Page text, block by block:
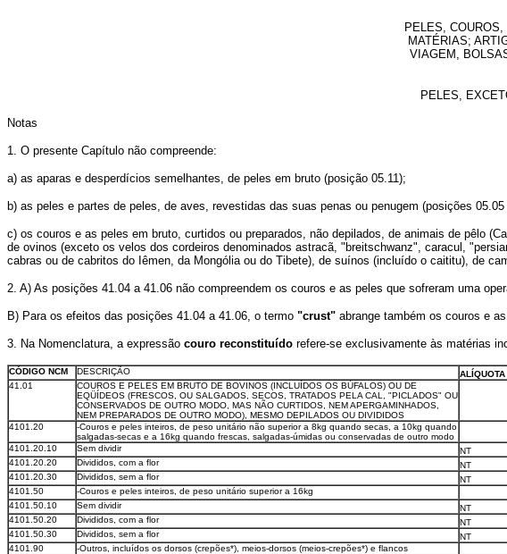
PELES,
MATÉRIAS;
VIAGEM,
PELES,
Notas
1. O presente Capítulo não compreende:
a) as aparas e desperdícios semelhantes, de peles em bruto (posição 05.11);
b) as peles e partes de peles, de aves, revestidas das suas penas ou penugem (posições
c) os couros e as peles em bruto, curtidos ou preparados, não depilados, de animais de pêlo
de ovinos (exceto os velos dos cordeiros denominados astracã, "breitschwanz", caracul,
cabras ou de cabritos do Iêmen, da Mongólia ou do Tibete), de suínos (incluído o caititu), de
2. A) As posições 41.04 a 41.06 não compreendem os couros e as peles que sofreram uma
B) Para os efeitos das posições 41.04 a 41.06, o termo "crust" abrange também os couros e
3. Na Nomenclatura, a expressão couro reconstituído refere-se exclusivamente às matérias
CÓDIGO NCM DESCRIÇÃO
ALÍQUOTA
41.01
COUROS E PELES EM BRUTO DE BOVINOS (INCLUÍDOS OS BÚFALOS) OU DE
EQÜÍDEOS (FRESCOS, OU SALGADOS, SECOS, TRATADOS PELA CAL, "PICLADOS" OU
CONSERVADOS DE OUTRO MODO, MAS NÃO CURTIDOS, NEM APERGAMINHADOS,
NEM PREPARADOS DE OUTRO MODO), MESMO DEPILADOS OU DIVIDIDOS
4101.20
-Couros e peles inteiros, de peso unitário não superior a 8kg quando secas, a 10kg quando
salgadas-secas e a 16kg quando frescas, salgadas-úmidas ou conservadas de outro modo
4101.20.10
Sem dividir
NT
4101.20.20
Divididos, com a flor
NT
4101.20.30
Divididos, sem a flor
NT
4101.50
-Couros e peles inteiros, de peso unitário superior a 16kg
4101.50.10
Sem dividir
NT
4101.50.20
Divididos, com a flor
NT
4101.50.30
Divididos, sem a flor
NT
4101.90
-Outros, incluídos os dorsos (crepões*), meios-dorsos (meios-crepões*) e flancos